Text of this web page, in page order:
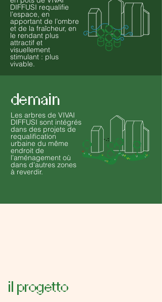
DIFFUSI requalifie
l’espace, en
apportant de l’ombre
et de la fraîcheur, en
le rendant plus
attractif et
visuellement
stimulant : plus
vivable.
demain
Les arbres de VIVAI
DIFFUSI sont intégrés
dans des projets de
requalification
urbaine du même
endroit de
l’aménagement où
dans d'autres zones
à reverdir.
il progetto